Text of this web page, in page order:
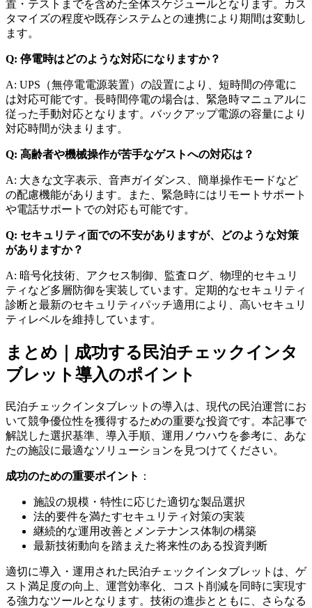
置・テストまでを含めた全体スケジュールとなります。カス
タマイズの程度や既存システムとの連携により期間は変動し
ます。
Q: 停電時はどのような対応になりますか？
A: UPS（無停電電源装置）の設置により、短時間の停電に
は対応可能です。長時間停電の場合は、緊急時マニュアルに
従った手動対応となります。バックアップ電源の容量により
対応時間が決まります。
Q: 高齢者や機械操作が苦手なゲストへの対応は？
A: 大きな文字表示、音声ガイダンス、簡単操作モードなど
の配慮機能があります。また、緊急時にはリモートサポート
や電話サポートでの対応も可能です。
Q: セキュリティ面での不安がありますが、どのような対策
がありますか？
A: 暗号化技術、アクセス制御、監査ログ、物理的セキュリ
ティなど多層防御を実装しています。定期的なセキュリティ
診断と最新のセキュリティパッチ適用により、高いセキュリ
ティレベルを維持しています。
まとめ｜成功する民泊チェックインタ
ブレット導入のポイント
民泊チェックインタブレットの導入は、現代の民泊運営にお
いて競争優位性を獲得するための重要な投資です。本記事で
解説した選択基準、導入手順、運用ノウハウを参考に、あな
たの施設に最適なソリューションを見つけてください。
成功のための重要ポイント ：
施設の規模・特性に応じた適切な製品選択
法的要件を満たすセキュリティ対策の実装
継続的な運用改善とメンテナンス体制の構築
最新技術動向を踏まえた将来性のある投資判断
適切に導入・運用された民泊チェックインタブレットは、ゲ
スト満足度の向上、運営効率化、コスト削減を同時に実現す
る強力なツールとなります。技術の進歩とともに、さらなる